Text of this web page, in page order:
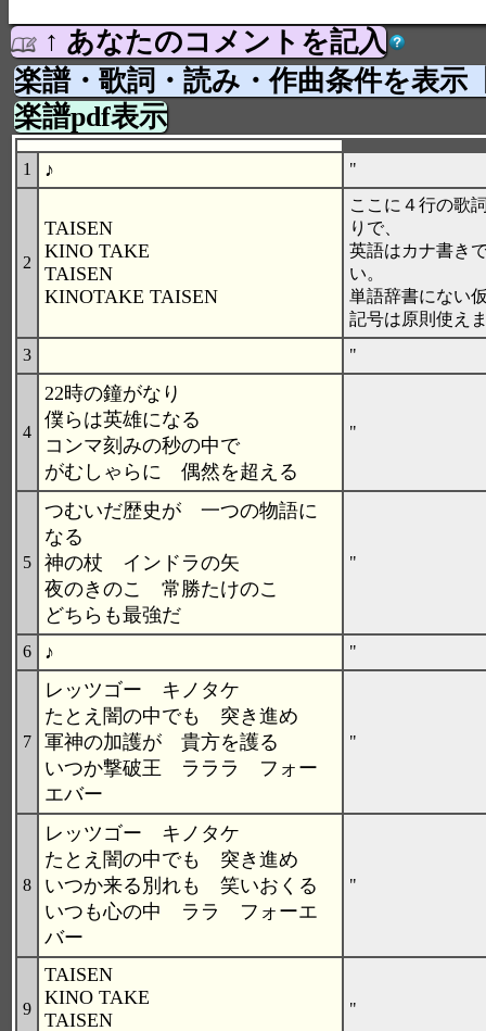
↑ あなたのコメントを記入
楽譜・歌詞・読み・作曲条件を表示
楽譜pdf表示
1 ♪ "
2
TAISEN
KINO TAKE
TAISEN
KINOTAKE TAISEN
ここに４行の歌
りで、
英語はカナ書き
い。
単語辞書にない
記号は原則使え
3
"
4
22時の鐘がなり
僕らは英雄になる
コンマ刻みの秒の中で
がむしゃらに 偶然を超える
"
5
つむいだ歴史が 一つの物語に
なる
神の杖 インドラの矢
夜のきのこ 常勝たけのこ
どちらも最強だ
"
6 ♪ "
7
レッツゴー キノタケ
たとえ闇の中でも 突き進め
軍神の加護が 貴方を護る
いつか撃破王 ラララ フォー
エバー
"
8
レッツゴー キノタケ
たとえ闇の中でも 突き進め
いつか来る別れも 笑いおくる
いつも心の中 ララ フォーエ
バー
"
9
TAISEN
KINO TAKE
TAISEN
"